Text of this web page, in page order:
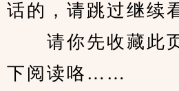
话的，请跳过继续
请你先收藏此页
下阅读咯……